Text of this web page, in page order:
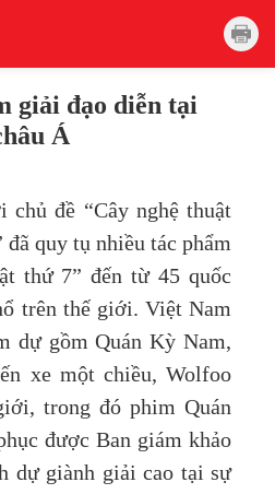
giải đạo diễn tại
Á
chủ đề “Cây nghệ thuật
quy tụ nhiều tác phẩm
thứ 7” đến từ 45 quốc
trên thế giới. Việt Nam
dự gồm Quán Kỳ Nam,
xe một chiều, Wolfoo
trong đó phim Quán
được Ban giám khảo
dự giành giải cao tại sự